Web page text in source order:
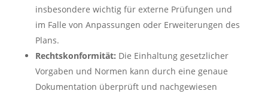
insbesondere wichtig für externe Prüfungen und
im Falle von Anpassungen oder Erweiterungen des
Plans.
Rechtskonformität: Die Einhaltung gesetzlicher
Vorgaben und Normen kann durch eine genaue
Dokumentation überprüft und nachgewiesen